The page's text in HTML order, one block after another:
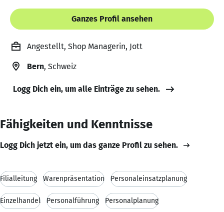
Ganzes Profil ansehen
Angestellt, Shop Managerin, Jott
Bern, Schweiz
Logg Dich ein, um alle Einträge zu sehen.
Fähigkeiten und Kenntnisse
Logg Dich jetzt ein, um das ganze Profil zu sehen.
Filialleitung Warenpräsentation Personaleinsatzplanung
Einzelhandel Personalführung Personalplanung